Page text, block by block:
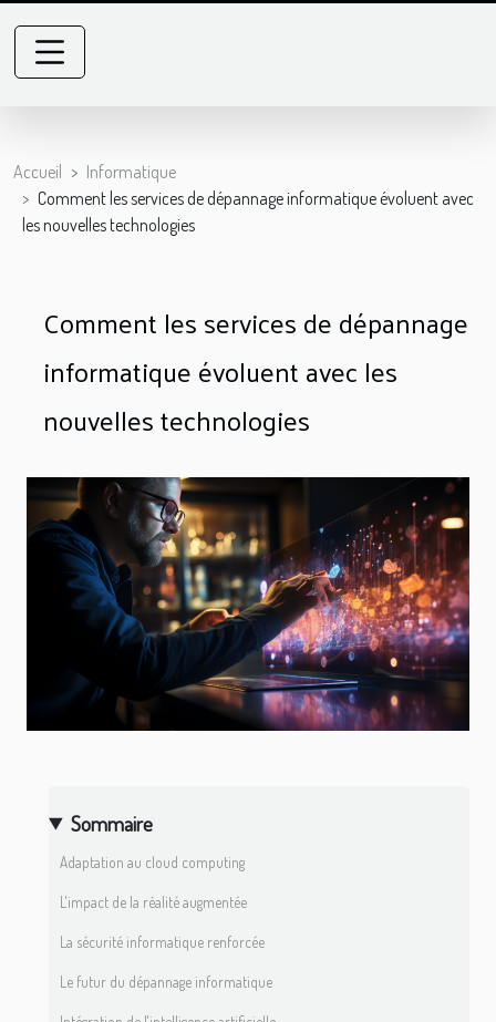
Accueil
Informatique
Comment les services de dépannage informatique évoluent avec
les nouvelles technologies
Comment les services de dépannage
informatique évoluent avec les
nouvelles technologies
Sommaire
Adaptation au cloud computing
L'impact de la réalité augmentée
La sécurité informatique renforcée
Le futur du dépannage informatique